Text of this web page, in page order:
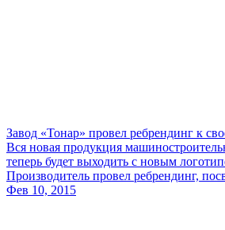
Завод «Тонар» провел ребрендинг к
Вся новая продукция
теперь будет выходить с новым
Производитель провел ребрендинг,
Фев 10, 2015